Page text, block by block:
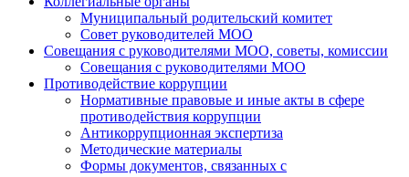
Муниципальный родительский комитет
Совет руководителей МОО
Совещания с руководителями МОО, советы, комиссии
Совещания с руководителями МОО
Противодействие коррупции
Нормативные правовые и иные акты в сфере
противодействия коррупции
Антикоррупционная экспертиза
Методические материалы
Формы документов, связанных с